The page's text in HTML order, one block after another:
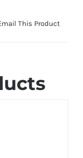
This Product